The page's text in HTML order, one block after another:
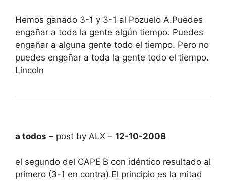
Hemos ganado 3-1 y 3-1 al Pozuelo A.Puedes
engañar a toda la gente algún tiempo. Puedes
engañar a alguna gente todo el tiempo. Pero no
puedes engañar a toda la gente todo el tiempo.
Lincoln
a todos – post by ALX – 12-10-2008
el segundo del CAPE B con idéntico resultado al
primero (3-1 en contra).El principio es la mitad